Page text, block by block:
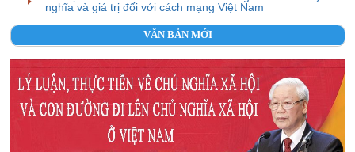
nghĩa và giá trị đối với cách mạng Việt Nam
VĂN BẢN MỚI